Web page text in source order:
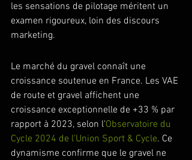
les sensations de pilotage méritent un
examen rigoureux, loin des discours
marketing.
Le marché du gravel connaît une
croissance soutenue en France. Les VAE
de route et gravel affichent une
croissance exceptionnelle de +33 % par
rapport à 2023, selon l'Observatoire du
Cycle 2024 de l'Union Sport & Cycle. Ce
dynamisme confirme que le gravel ne